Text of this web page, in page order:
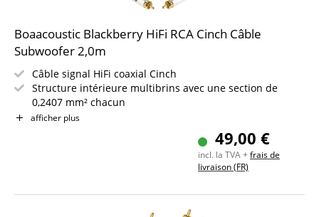
Boaacoustic Blackberry HiFi RCA Cinch Câble
Subwoofer 2,0m
Câble signal HiFi coaxial Cinch
Structure intérieure multibrins avec une section de
0,2407 mm² chacun
Conducteur intérieur en OFC (99,99 %)
Blindage en feuille d?aluminium et tresse de cuivre
afficher plus
49,00 €
incl. la TVA +frais de
livraison (FR)